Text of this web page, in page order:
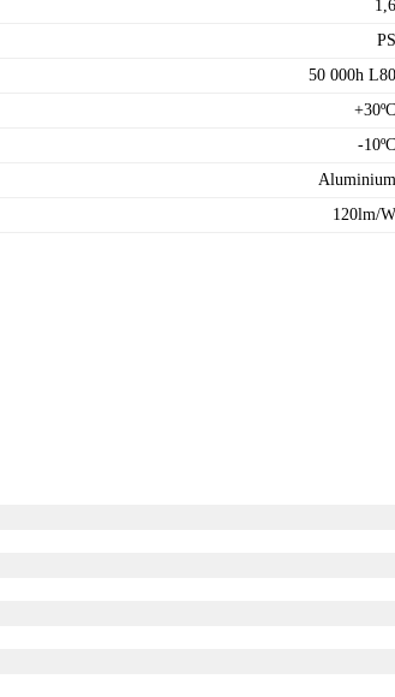
1,6
PS
50 000h L80
+30ºC
-10ºC
Aluminium
120lm/W